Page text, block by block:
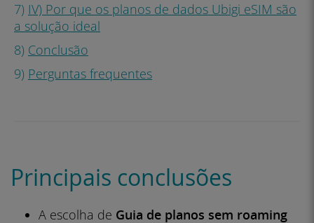
7) IV) Por que os planos de dados Ubigi eSIM são
a solução ideal
8) Conclusão
9) Perguntas frequentes
Principais conclusões
A escolha de Guia de planos sem roaming